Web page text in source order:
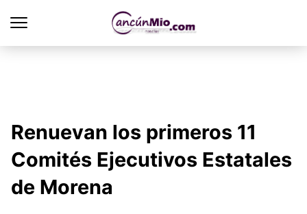
Renuevan los primeros 11
Comités Ejecutivos Estatales
de Morena